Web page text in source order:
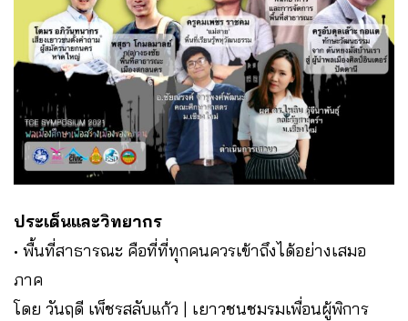
ประเด็นและวิทยากร
• พื้นที่สาธารณะ คือที่ที่ทุกคนควรเข้าถึงได้อย่างเสมอ
ภาค
โดย วันฤดี เพ็ชรสลับแก้ว | เยาวชนชมรมเพื่อนผู้พิการ